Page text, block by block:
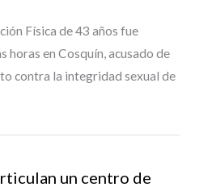
Física de 43 años fue
horas en Cosquín, acusado de
contra la integridad sexual de
un centro de